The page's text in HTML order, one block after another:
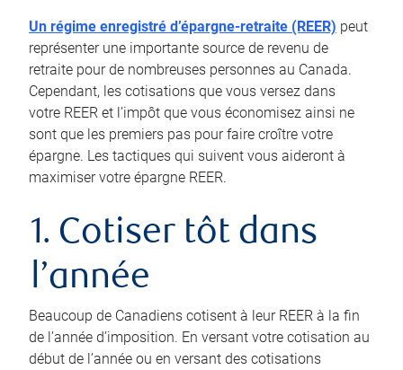
Un régime enregistré d’épargne-retraite (REER) peut
représenter une importante source de revenu de
retraite pour de nombreuses personnes au Canada.
Cependant, les cotisations que vous versez dans
votre REER et l’impôt que vous économisez ainsi ne
sont que les premiers pas pour faire croître votre
épargne. Les tactiques qui suivent vous aideront à
maximiser votre épargne REER.
1. Cotiser tôt dans
l’année
Beaucoup de Canadiens cotisent à leur REER à la fin
de l’année d’imposition. En versant votre cotisation au
début de l’année ou en versant des cotisations